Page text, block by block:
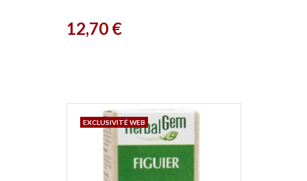
Prix
12,70 €
EXCLUSIVITÉ WEB